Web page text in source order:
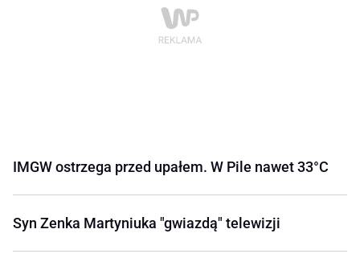
IMGW ostrzega przed upałem. W Pile nawet 33°C
Syn Zenka Martyniuka "gwiazdą" telewizji